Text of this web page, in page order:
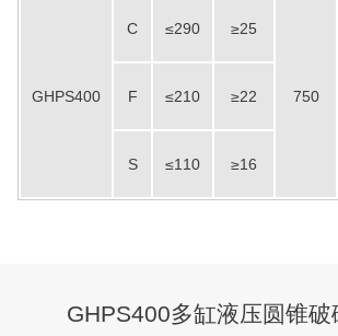
GHPS400
C ≤290 ≥25
750
F ≤210 ≥22
S ≤110 ≥16
GHPS400多缸液压圆锥破